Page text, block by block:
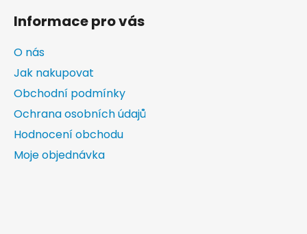
Informace pro vás
O nás
Jak nakupovat
Obchodní podmínky
Ochrana osobních údajů
Hodnocení obchodu
Moje objednávka